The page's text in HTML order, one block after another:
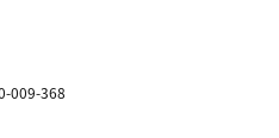
009-368